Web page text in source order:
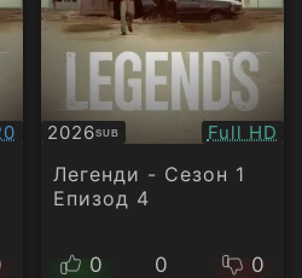
2026SUB
Субтитри Full HD
Легенди - Сезон 1
Епизод 4
0 0 0